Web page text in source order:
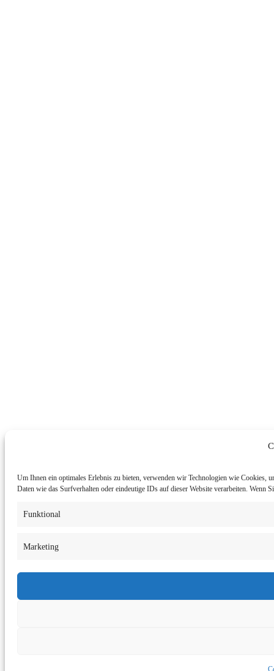
Um Ihnen ein optimales Erlebnis zu bieten, verwenden wir Technologien wie Cookies,
Daten wie das Surfverhalten oder eindeutige IDs auf dieser Website verarbeiten.
Funktional
Marketing